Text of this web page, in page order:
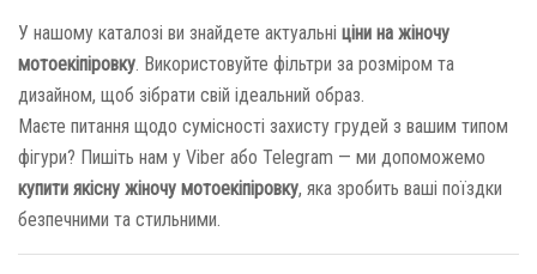
У нашому каталозі ви знайдете актуальні ціни на жіночу
мотоекіпіровку. Використовуйте фільтри за розміром та
дизайном, щоб зібрати свій ідеальний образ.
Маєте питання щодо сумісності захисту грудей з вашим типом
фігури? Пишіть нам у Viber або Telegram — ми допоможемо
купити якісну жіночу мотоекіпіровку, яка зробить ваші поїздки
безпечними та стильними.